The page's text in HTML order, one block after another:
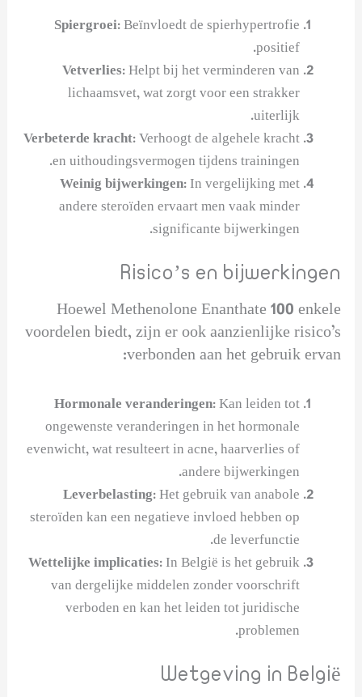
Spiergroei:Beïnvloedt de spierhypertrofie
positief.
Vetverlies:Helpt bij het verminderen van
lichaamsvet, wat zorgt voor een strakker
uiterlijk.
Verbeterde kracht:Verhoogt de algehele kracht
en uithoudingsvermogen tijdens trainingen.
Weinig bijwerkingen:In vergelijking met
andere steroïden ervaart men vaak minder
significante bijwerkingen.
Risico’s en bijwerkingen
Hoewel Methenolone Enanthate 100 enkele
voordelen biedt, zijn er ook aanzienlijke risico’s
verbonden aan het gebruik ervan:
Hormonale veranderingen:Kan leiden tot
ongewenste veranderingen in het hormonale
evenwicht, wat resulteert in acne, haarverlies of
andere bijwerkingen.
Leverbelasting:Het gebruik van anabole
steroïden kan een negatieve invloed hebben op
de leverfunctie.
Wettelijke implicaties:In België is het gebruik
van dergelijke middelen zonder voorschrift
verboden en kan het leiden tot juridische
problemen.
Wetgeving in België